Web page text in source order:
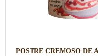
POSTRE CREMOSO DE